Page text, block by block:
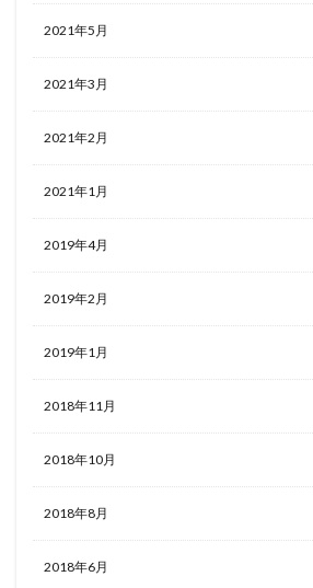
2021年5月
2021年3月
2021年2月
2021年1月
2019年4月
2019年2月
2019年1月
2018年11月
2018年10月
2018年8月
2018年6月